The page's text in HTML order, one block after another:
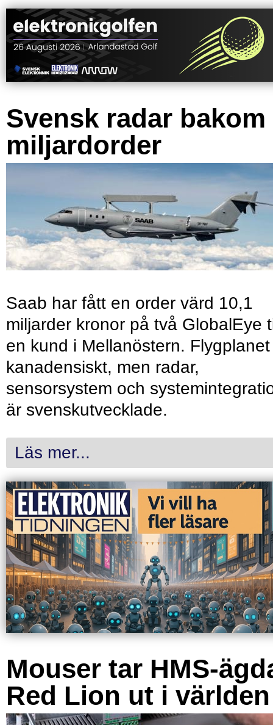
Svensk radar bakom
miljardorder
Saab har fått en order värd 10,1
miljarder kronor på två GlobalEye
en kund i Mellanöstern.
kanadensiskt, men radar,
sensorsystem och
är svenskutvecklade.
Läs mer...
Mouser tar HMS-
Red Lion ut i världen